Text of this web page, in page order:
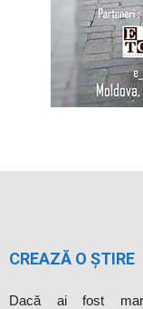
CREAZĂ O ȘTIRE
Dacă ai fost